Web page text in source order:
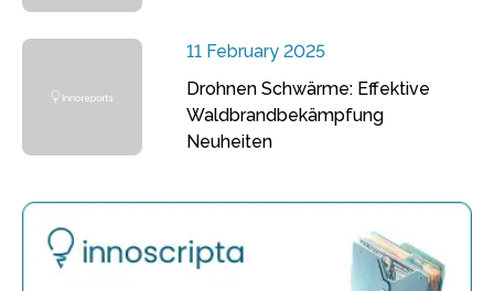
11 February 2025
Drohnen Schwärme: Effektive
Waldbrandbekämpfung
Neuheiten